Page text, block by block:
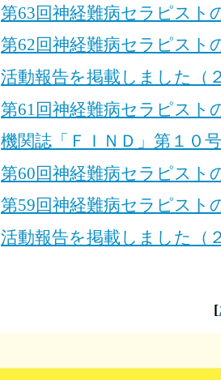
第63回神経難病セラピスト
第62回神経難病セラピスト
活動報告を掲載しました（
第61回神経難病セラピスト
機関誌「ＦＩＮＤ」第１０
第60回神経難病セラピスト
第59回神経難病セラピスト
活動報告を掲載しました（
[